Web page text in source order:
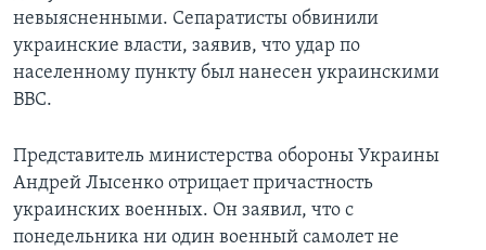
невыясненными. Сепаратисты обвинили
украинские власти, заявив, что удар по
населенному пункту был нанесен украинскими
ВВС.
Представитель министерства обороны Украины
Андрей Лысенко отрицает причастность
украинских военных. Он заявил, что с
понедельника ни один военный самолет не